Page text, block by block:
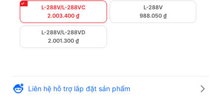
L-288V/L-288VC
2.003.400 ₫
L-288V
988.050 ₫
L-288V/L-288VD
2.001.300 ₫
Liên hệ hỗ trợ lắp đặt sản phẩm